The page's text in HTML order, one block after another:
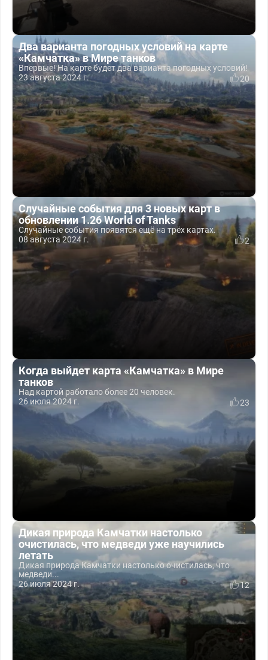
Два варианта погодных условий на карте
«Камчатка» в Мире танков
Впервые! На карте будет два варианта погодных условий!
23 августа 2024 г.
20
Случайные события для 3 новых карт в
обновлении 1.26 World of Tanks
Случайные события появятся ещё на трёх картах.
08 августа 2024 г.
2
Когда выйдет карта «Камчатка» в Мире
танков
Над картой работало более 20 человек.
26 июля 2024 г.
23
Дикая природа Камчатки настолько
очистилась, что медведи уже научились
летать
Дикая природа Камчатки настолько очистилась, что
медведи...
26 июля 2024 г.
12